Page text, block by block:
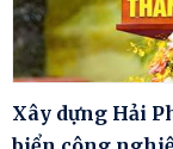
Xây dựng Hải